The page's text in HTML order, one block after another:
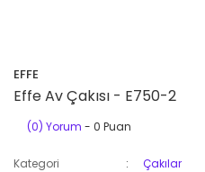
EFFE
Effe Av Çakısı - E750-2
(0) Yorum - 0 Puan
Kategori
Çakılar